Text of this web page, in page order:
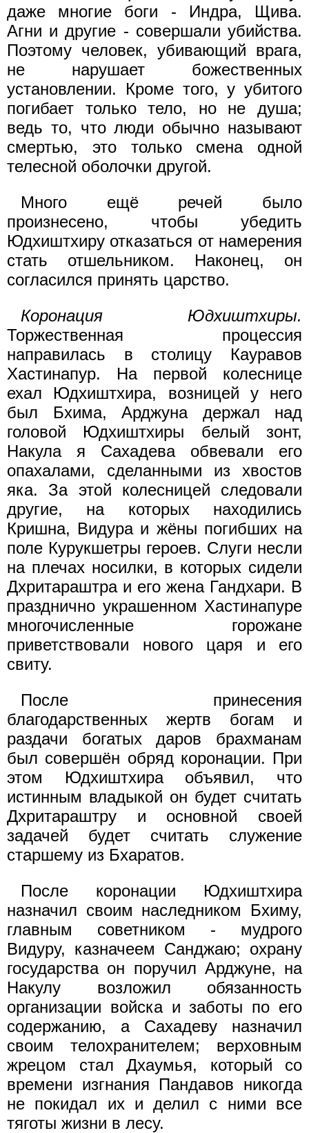
даже многие боги - Индра, Щива.
Агни и другие - совершали убийства.
Поэтому человек, убивающий врага,
не нарушает божественных
установлении. Кроме того, у убитого
погибает только тело, но не душа;
ведь то, что люди обычно называют
смертью, это только смена одной
телесной оболочки другой.
Много ещё речей было
произнесено, чтобы убедить
Юдхиштхиру отказаться от намерения
стать отшельником. Наконец, он
согласился принять царство.
Коронация Юдхиштхиры.
Торжественная процессия
направилась в столицу Кауравов
Хастинапур. На первой колеснице
ехал Юдхиштхира, возницей у него
был Бхима, Арджуна держал над
головой Юдхиштхиры белый зонт,
Накула я Сахадева обвевали его
опахалами, сделанными из хвостов
яка. За этой колесницей следовали
другие, на которых находились
Кришна, Видура и жёны погибших на
поле Курукшетры героев. Слуги несли
на плечах носилки, в которых сидели
Дхритараштра и его жена Гандхари. В
празднично украшенном Хастинапуре
многочисленные горожане
приветствовали нового царя и его
свиту.
После принесения
благодарственных жертв богам и
раздачи богатых даров брахманам
был совершён обряд коронации. При
этом Юдхиштхира объявил, что
истинным владыкой он будет считать
Дхритараштру и основной своей
задачей будет считать служение
старшему из Бхаратов.
После коронации Юдхиштхира
назначил своим наследником Бхиму,
главным советником - мудрого
Видуру, казначеем Санджаю; охрану
государства он поручил Арджуне, на
Накулу возложил обязанность
организации войска и заботы по его
содержанию, а Сахадеву назначил
своим телохранителем; верховным
жрецом стал Дхаумья, который со
времени изгнания Пандавов никогда
не покидал их и делил с ними все
тяготы жизни в лесу.